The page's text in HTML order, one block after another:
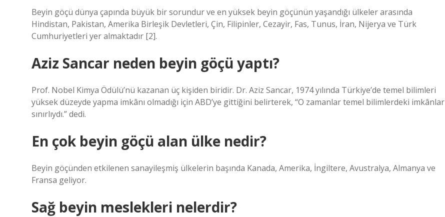
Beyin göçü dünya çapında büyük bir sorundur ve en yüksek beyin göçünün yaşandığı ülkeler arasında
Hindistan, Pakistan, Amerika Birleşik Devletleri, Çin, Filipinler, Cezayir, Fas, Tunus, İran, Nijerya ve Türk
Cumhuriyetleri yer almaktadır [2].
Aziz Sancar neden beyin göçü yaptı?
Prof. Nobel Kimya Ödülü’nü kazanan üç kişiden biridir. Dr. Aziz Sancar, 1974 yılında Türkiye’de temel bilimleri
yüksek düzeyde yapma imkânı olmadığı için ABD’ye gittiğini belirterek, “O zamanlar temel bilimlerdeki imkânlar
sınırlıydı.” dedi.
En çok beyin göçü alan ülke nedir?
Beyin göçünden etkilenen sanayileşmiş ülkelerin başında Kanada, Amerika, İngiltere, Avustralya, Almanya ve
Fransa geliyor.
Sağ beyin meslekleri nelerdir?